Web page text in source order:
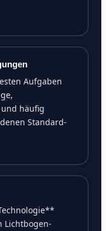
Aufgaben
häufig
Standard-
Lichtbogen-